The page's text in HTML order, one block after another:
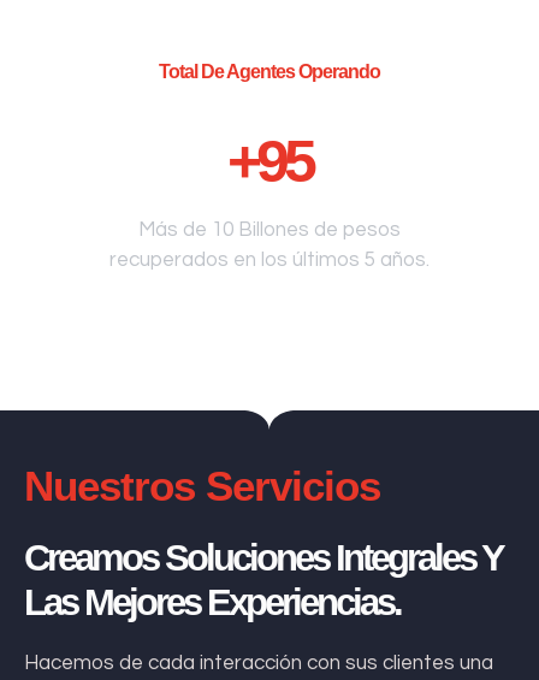
Total De Agentes Operando
+95
Más de 10 Billones de pesos
recuperados en los últimos 5 años.
Nuestros Servicios
Creamos Soluciones Integrales Y
Las Mejores Experiencias.
Hacemos de cada interacción con sus clientes una